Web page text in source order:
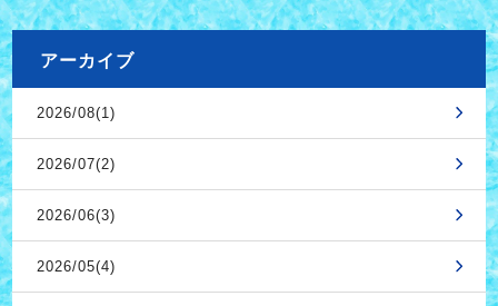
アーカイブ
2026/08(1)
2026/07(2)
2026/06(3)
2026/05(4)